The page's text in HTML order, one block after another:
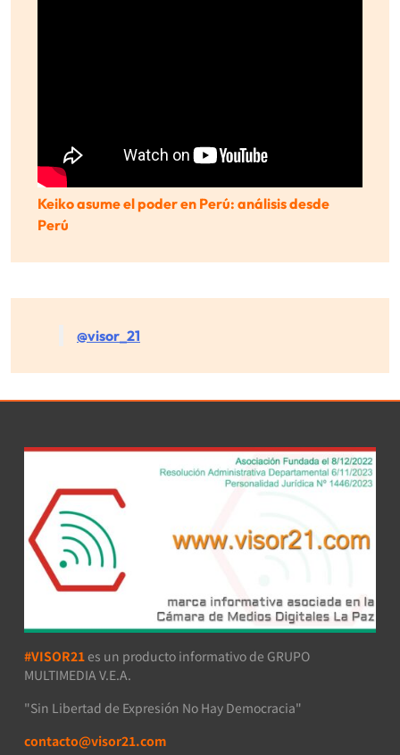
Keiko asume el poder en Perú: análisis desde
Perú
@visor_21
#VISOR21 es un producto informativo de GRUPO
MULTIMEDIA V.E.A.
"Sin Libertad de Expresión No Hay Democracia"
contacto@visor21.com